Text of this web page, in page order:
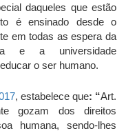
daqueles que estão
é ensinado desde o
em todas as espera da
e a universidade
o ser humano.
, estabelece que: “Art.
gozam dos direitos
humana, sendo-lhes